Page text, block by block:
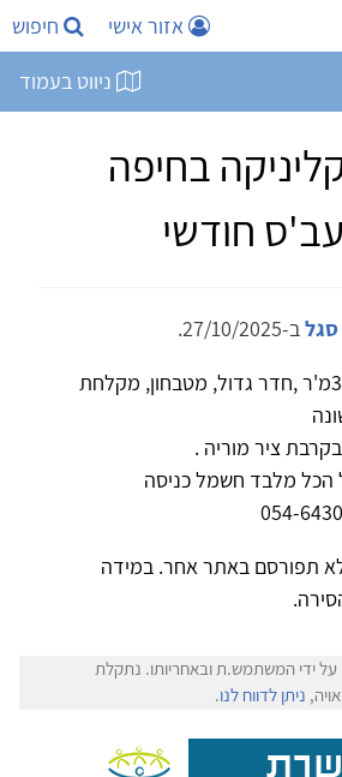
אזור אישי חיפוש
ניווט בעמוד
בחיפה
חודשי
סגלב-27/10/2025.
קליניקה נעימה כ 30מ'ר ,חדר גדול, מטבחון, מקלחת
ציר מוריה .
כולל הכל מלבד חשמל כניסה
תפורסם באתר אחר. במידה
על ידי המשתמש.ת ובאחריותו. נתקלת
ניתן לדווח לנו.